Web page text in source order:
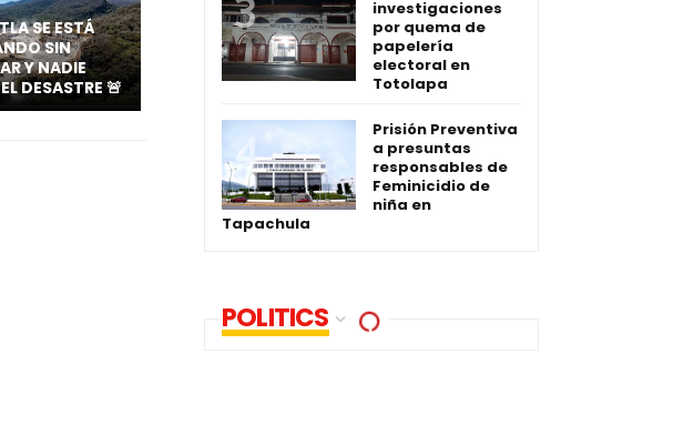
SE ESTÁ
SIN
Y NADIE
DESASTRE 🚨
investigaciones
por quema de
papelería
electoral en
Totolapa
Prisión Preventiva
a presuntas
responsables de
Feminicidio de
niña en
Tapachula
POLITICS